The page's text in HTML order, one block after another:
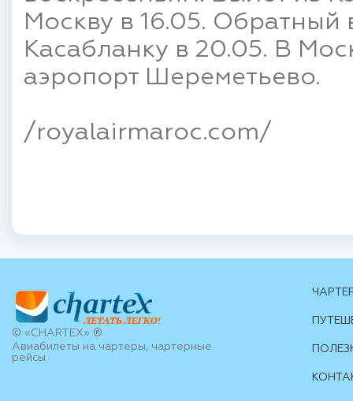
Москву в 16.05. Обратный
Касабланку в 20.05. В
аэропорт Шереметьево.
/royalairmaroc.com/
© «CHARTEX» ®
Авиабилеты на чартеры, чартерные
рейсы